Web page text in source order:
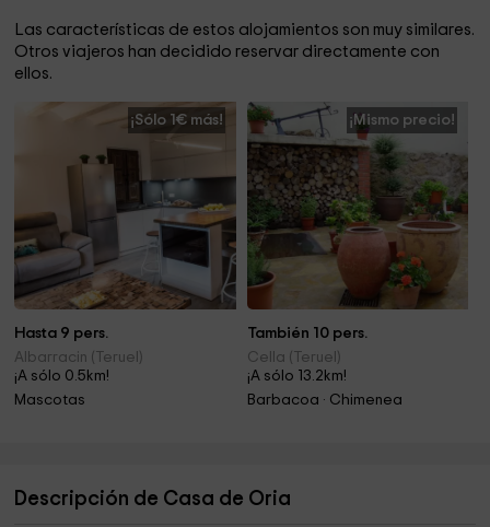
Las características de estos alojamientos son muy similares.
Otros viajeros han decidido reservar directamente con
ellos.
¡Sólo 1€ más!
Hasta 9 pers.
Albarracin (Teruel)
¡A sólo 0.5km!
Mascotas
¡Mismo precio!
También 10 pers.
Cella (Teruel)
¡A sólo 13.2km!
Barbacoa · Chimenea
Descripción de Casa de Oria